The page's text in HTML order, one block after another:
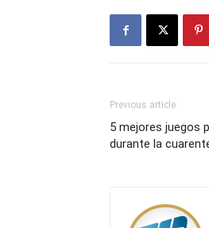
Previous article
5 mejores juegos
durante la